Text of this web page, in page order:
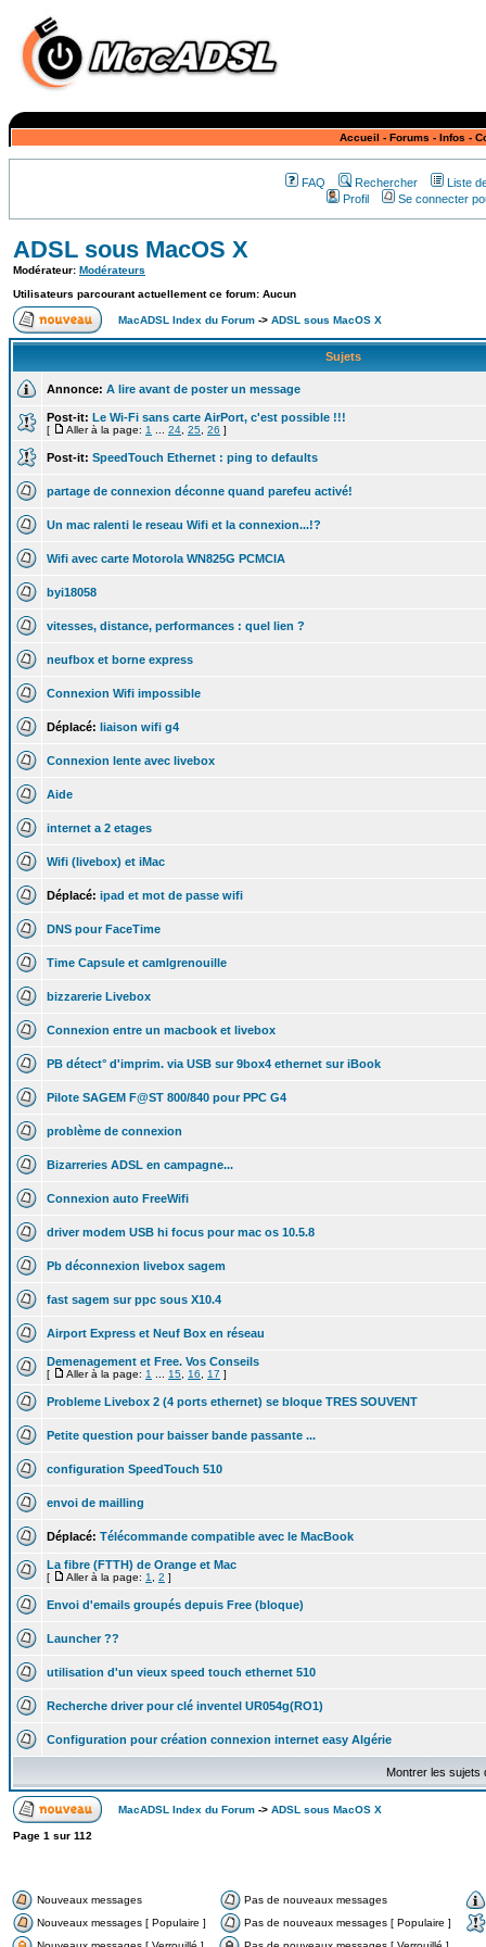
Accueil - Forums - Infos -
FAQ Rechercher
Liste
Profil
Se connecter
ADSL sous MacOS X
Modérateur: Modérateurs
Utilisateurs parcourant actuellement ce forum: Aucun
MacADSL Index du Forum -> ADSL sous MacOS X
Sujets
Annonce: A lire avant de poster un message
Post-it: Le Wi-Fi sans carte AirPort, c'est possible !!!
[ Aller à la page: 1 24 25 26 ]
Post-it: SpeedTouch Ethernet : ping to defaults
partage de connexion déconne quand parefeu activé!
Un mac ralenti le reseau Wifi et la connexion...!?
Wifi avec carte Motorola WN825G PCMCIA
byi18058
vitesses, distance, performances : quel lien ?
neufbox et borne express
Connexion Wifi impossible
Déplacé: liaison wifi g4
Connexion lente avec livebox
Aide
internet a 2 etages
Wifi (livebox) et iMac
Déplacé: ipad et mot de passe wifi
DNS pour FaceTime
Time Capsule et camlgrenouille
bizzarerie Livebox
Connexion entre un macbook et livebox
PB détect° d'imprim. via USB sur 9box4 ethernet sur iBook
Pilote SAGEM F@ST 800/840 pour PPC G4
problème de connexion
Bizarreries ADSL en campagne...
Connexion auto FreeWifi
driver modem USB hi focus pour mac os 10.5.8
Pb déconnexion livebox sagem
fast sagem sur ppc sous X10.4
Airport Express et Neuf Box en réseau
Demenagement et Free. Vos Conseils
[ Aller à la page: 1 15 16 17 ]
Probleme Livebox 2 (4 ports ethernet) se bloque TRES SOUVENT
Petite question pour baisser bande passante ...
configuration SpeedTouch 510
envoi de mailling
Déplacé: Télécommande compatible avec le MacBook
La fibre (FTTH) de Orange et Mac
[ Aller à la page: 1 2 ]
Envoi d'emails groupés depuis Free (bloque)
Launcher ??
utilisation d'un vieux speed touch ethernet 510
Recherche driver pour clé inventel UR054g(RO1)
Configuration pour création connexion internet easy Algérie
Montrer les sujets
MacADSL Index du Forum -> ADSL sous MacOS X
Page 1 sur 112
Nouveaux messages
Pas de nouveaux messages
Nouveaux messages [ Populaire ]
Pas de nouveaux messages [ Populaire ]